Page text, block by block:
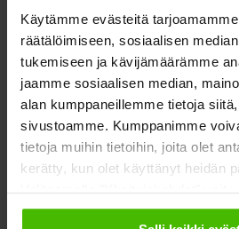
Käytämme evästeitä
räätälöimiseen, sosiaalisen
tukemiseen ja kävijämäärämme
jaamme sosiaalisen median,
alan kumppaneillemme tietoja
sivustoamme. Kumppanimme
tietoja muihin tietoihin, joita olet
kerätty, kun olet käyttänyt heidän
Valitsemalla "Yksityiskohdat" voit
evästeisiin.
kestävää ottaen huomioon, että
tai rahoittaa velalla tulevaisuudessa.
Hallitus on leikkauspolitiikassaan
valtion tulopuolta. Suomen
yhtä paljon kuin leikkaukset kasvavat,
siirtymän edetessä.